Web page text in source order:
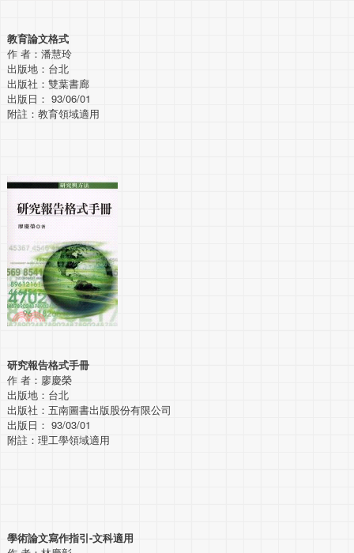
教育論文格式
作 者：潘慧玲
出版地：台北
出版社：雙葉書廊
出版日： 93/06/01
附註：教育領域適用
研究報告格式手冊
作 者：廖慶榮
出版地：台北
出版社：五南圖書出版股份有限公司
出版日： 93/03/01
附註：理工學領域適用
學術論文寫作指引-文科適用